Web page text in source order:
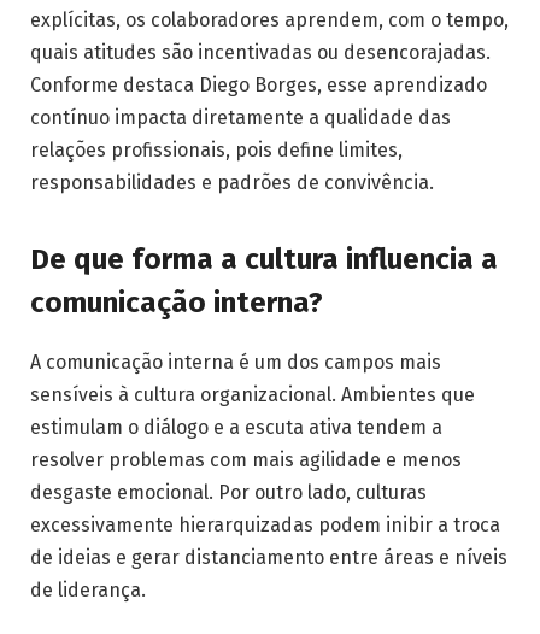
explícitas, os colaboradores aprendem, com o tempo,
quais atitudes são incentivadas ou desencorajadas.
Conforme destaca Diego Borges, esse aprendizado
contínuo impacta diretamente a qualidade das
relações profissionais, pois define limites,
responsabilidades e padrões de convivência.
De que forma a cultura influencia a
comunicação interna?
A comunicação interna é um dos campos mais
sensíveis à cultura organizacional. Ambientes que
estimulam o diálogo e a escuta ativa tendem a
resolver problemas com mais agilidade e menos
desgaste emocional. Por outro lado, culturas
excessivamente hierarquizadas podem inibir a troca
de ideias e gerar distanciamento entre áreas e níveis
de liderança.